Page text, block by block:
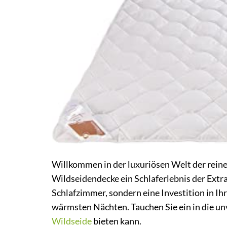
Willkommen in der luxuriösen Welt der
Wildseidendecke ein Schlaferlebnis der
Schlafzimmer, sondern eine Investition in
wärmsten Nächten. Tauchen Sie ein in die
Wildseidebieten kann.